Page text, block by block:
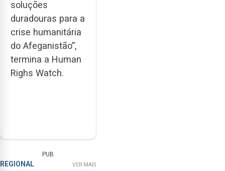
soluções
duradouras para a
crise humanitária
do Afeganistão”,
termina a Human
Righs Watch.
PUB
REGIONAL VER MAIS